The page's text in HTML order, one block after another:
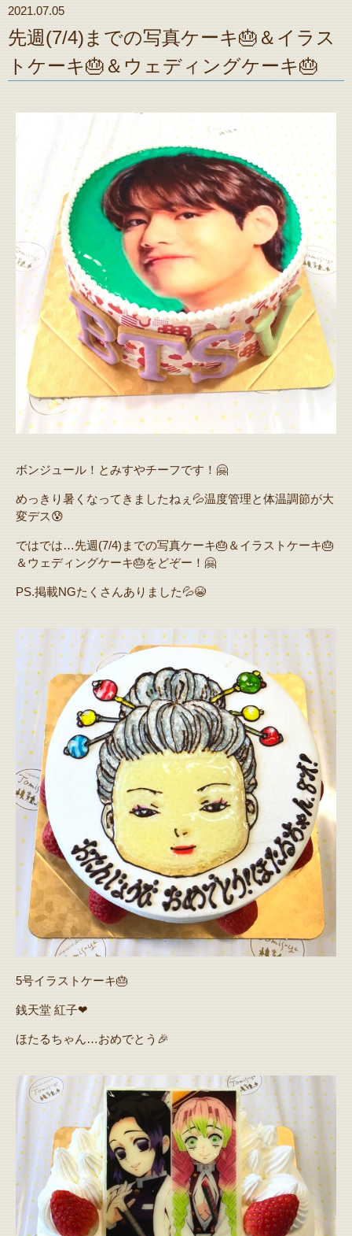
2021.07.05
先週(7/4)までの写真ケーキ🎂＆イラス
トケーキ🎂＆ウェディングケーキ🎂
ボンジュール！とみすやチーフです！🤗
めっきり暑くなってきましたねぇ💦温度管理と体温調節が大
変デス😰
ではでは…先週(7/4)までの写真ケーキ🎂＆イラストケーキ🎂
＆ウェディングケーキ🎂をどぞー！🤗
PS.掲載NGたくさんありました💦😭
5号イラストケーキ🎂
銭天堂 紅子❤
ほたるちゃん…おめでとう🎉